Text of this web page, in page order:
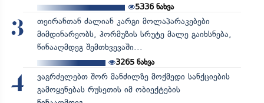
5336ნახვა
3
თეირანთან ძალიან კარგი მოლაპარაკებები
მიმდინარეობს, ჰორმუზის სრუტე მალე გაიხსნება,
წინააღმდეგ შემთხვევაში...
3265ნახვა
4
ვაგრძელებთ შორ მანძილზე მოქმედი სანქციების
გამოყენებას რუსეთის იმ ობიექტების